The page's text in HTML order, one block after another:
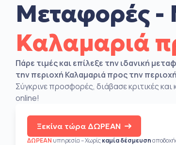
Μεταφορές -
Καλαμαριά
Πάρε τιμές και επίλεξε την ιδανική
την περιοχή Καλαμαριά προς την
Σύγκρινε προσφορές, διάβασε κριτικές
online!
Ξεκίνα τώρα ΔΩΡΕΑΝ
ΔΩΡΕΑΝ υπηρεσία – Χωρίςκαμία δέσμευση